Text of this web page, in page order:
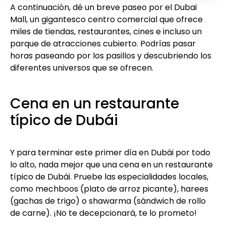
A continuación, dé un breve paseo por el Dubai
Mall, un gigantesco centro comercial que ofrece
miles de tiendas, restaurantes, cines e incluso un
parque de atracciones cubierto. Podrías pasar
horas paseando por los pasillos y descubriendo los
diferentes universos que se ofrecen.
Cena en un restaurante
típico de Dubái
Y para terminar este primer día en Dubái por todo
lo alto, nada mejor que una cena en un restaurante
típico de Dubái. Pruebe las especialidades locales,
como mechboos (plato de arroz picante), harees
(gachas de trigo) o shawarma (sándwich de rollo
de carne). ¡No te decepcionará, te lo prometo!